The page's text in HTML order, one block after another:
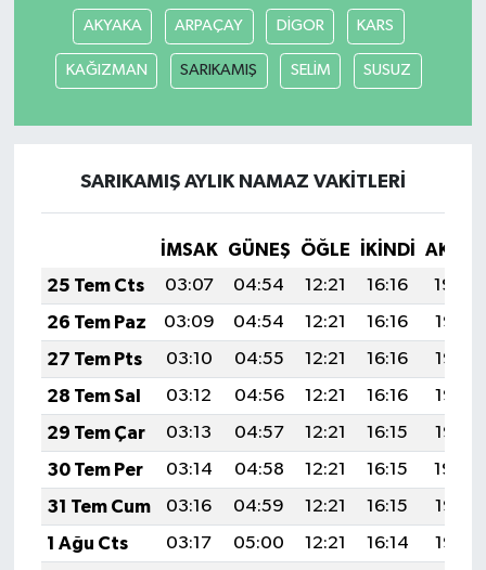
AKYAKA ARPAÇAY DİGOR KARS
KAĞIZMAN SARIKAMIŞ SELİM SUSUZ
SARIKAMIŞ AYLIK NAMAZ VAKITLERI
İMSAK GÜNEŞ ÖĞLE İKINDI
25 Tem Cts
03:07 04:54 12:21 16:16
19:39
26 Tem Paz
03:09 04:54 12:21 16:16
19:38
27 Tem Pts
03:10 04:55 12:21 16:16
19:37
28 Tem Sal
03:12 04:56 12:21 16:16
19:36
29 Tem Çar
03:13 04:57 12:21 16:15
19:35
30 Tem Per
03:14 04:58 12:21 16:15
19:34
31 Tem Cum
03:16 04:59 12:21 16:15
19:33
1 Ağu Cts
03:17 05:00 12:21 16:14
19:32